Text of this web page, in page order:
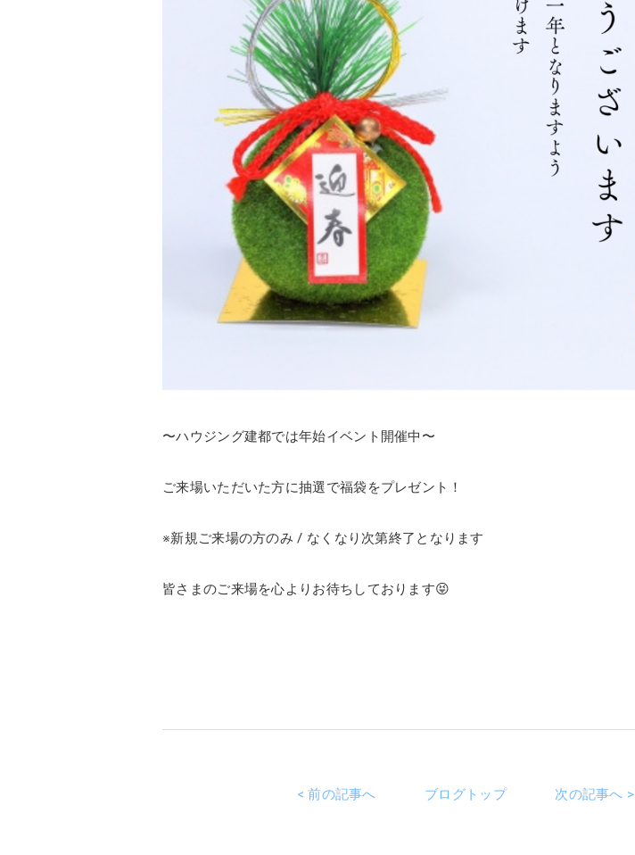
〜ハウジング建都では年始イベント開催中〜
ご来場いただいた方に抽選で福袋をプレゼント！
※新規ご来場の方のみ / なくなり次第終了となります
皆さまのご来場を心よりお待ちしております😝
< 前の記事へ ブログトップ 次の記事へ >